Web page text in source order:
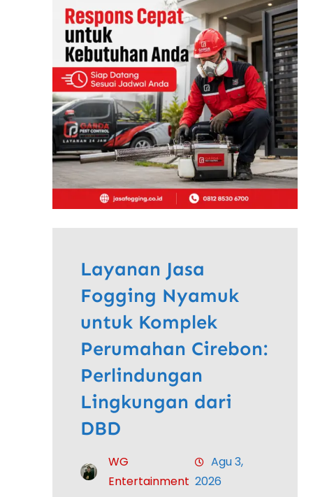
Layanan Jasa
Fogging Nyamuk
untuk Komplek
Perumahan Cirebon:
Perlindungan
Lingkungan dari
DBD
WG
Entertainment
Agu 3,
2026